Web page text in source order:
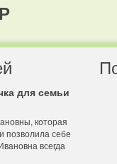
для семьи
которая
позволила себе
всегда